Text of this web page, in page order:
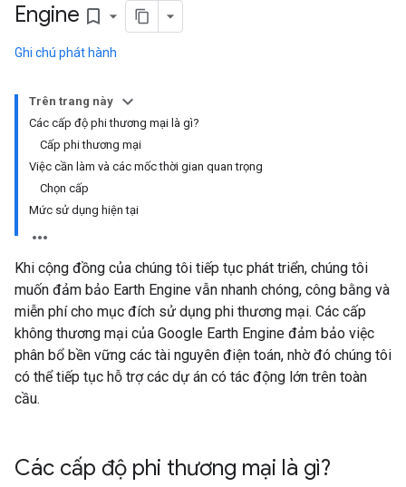
Engine bookmark_border
Ghi chú phát hành
Trên trang này
Các cấp độ phi thương mại là gì?
Cấp phi thương mại
Việc cần làm và các mốc thời gian quan trọng
Chọn cấp
Mức sử dụng hiện tại
Khi cộng đồng của chúng tôi tiếp tục phát triển, chúng tôi
muốn đảm bảo Earth Engine vẫn nhanh chóng, công bằng và
miễn phí cho mục đích sử dụng phi thương mại. Các cấp
không thương mại của Google Earth Engine đảm bảo việc
phân bổ bền vững các tài nguyên điện toán, nhờ đó chúng tôi
có thể tiếp tục hỗ trợ các dự án có tác động lớn trên toàn
cầu.
Các cấp độ phi thương mại là gì?